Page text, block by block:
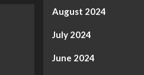
August 2024
July 2024
June 2024